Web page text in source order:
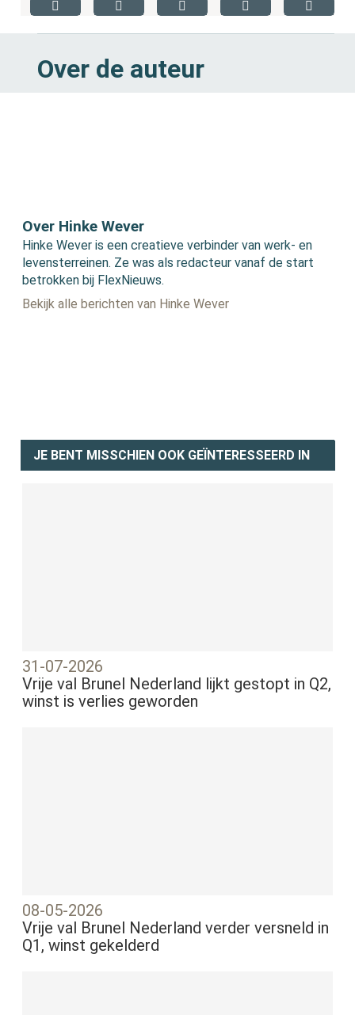
Over de auteur
Over Hinke Wever
Hinke Wever is een creatieve verbinder van werk- en
levensterreinen. Ze was als redacteur vanaf de start
betrokken bij FlexNieuws.
Bekijk alle berichten van Hinke Wever
JE BENT MISSCHIEN OOK GEÏNTERESSEERD IN
31-07-2026
Vrije val Brunel Nederland lijkt gestopt in Q2,
winst is verlies geworden
08-05-2026
Vrije val Brunel Nederland verder versneld in
Q1, winst gekelderd